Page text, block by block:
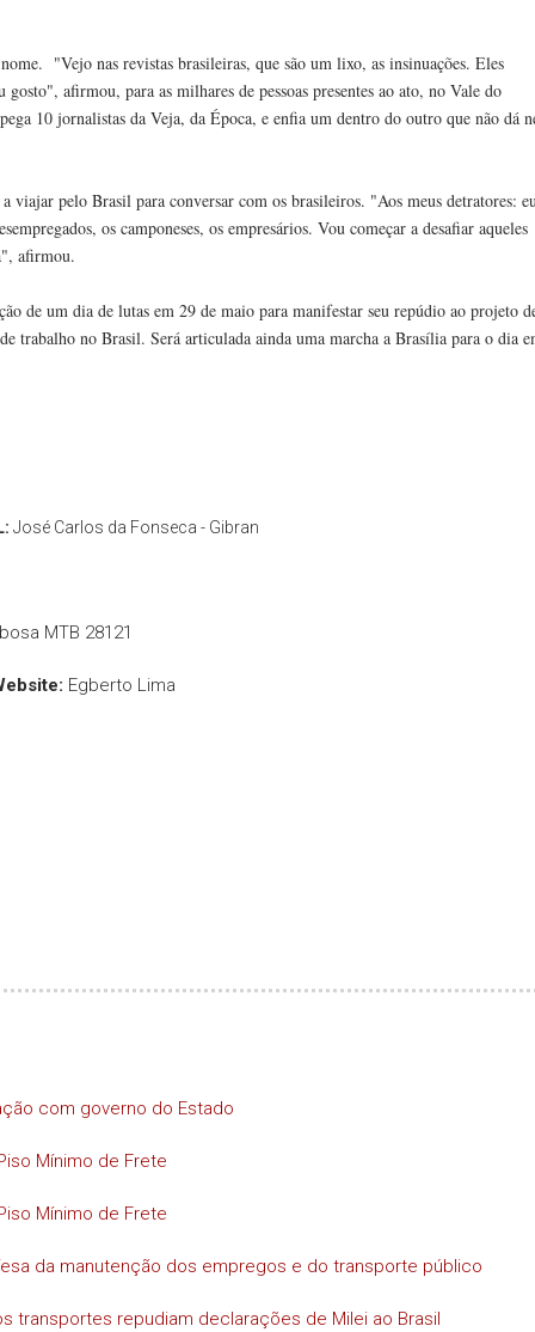
"Vejo nas revistas brasileiras, que são um lixo, as insinuações. Eles
afirmou, para as milhares de pessoas presentes ao ato, no Vale do
10 jornalistas da Veja, da Época, e enfia um dentro do outro que não dá
pelo Brasil para conversar com os brasileiros. "Aos meus detratores:
os camponeses, os empresários. Vou começar a desafiar aqueles
afirmou.
de um dia de lutas em 29 de maio para manifestar seu repúdio ao projeto
trabalho no Brasil. Será articulada ainda uma marcha a Brasília para o dia
José Carlos da Fonseca - Gibran
MTB 28121
Egberto Lima
com governo do Estado
Mínimo de Frete
Mínimo de Frete
da manutenção dos empregos e do transporte público
transportes repudiam declarações de Milei ao Brasil